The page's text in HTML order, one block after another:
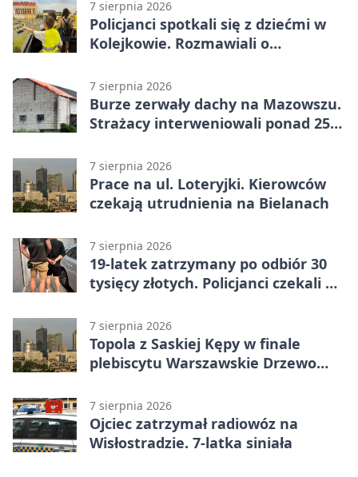
7 sierpnia 2026
Policjanci spotkali się z dziećmi w
Kolejkowie. Rozmawiali o
7 sierpnia 2026
Burze zerwały dachy na Mazowszu.
Strażacy interweniowali ponad 250
7 sierpnia 2026
Prace na ul. Loteryjki. Kierowców
czekają utrudnienia na Bielanach
7 sierpnia 2026
19-latek zatrzymany po odbiór 30
tysięcy złotych. Policjanci czekali w
7 sierpnia 2026
Topola z Saskiej Kępy w finale
plebiscytu Warszawskie Drzewo
7 sierpnia 2026
Ojciec zatrzymał radiowóz na
Wisłostradzie. 7-latka siniała